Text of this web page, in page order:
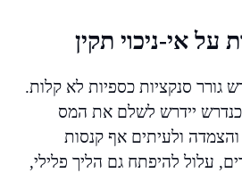
על אי-ניכוי תקין
גורר סנקציות כספיות לא קלות.
יידרש לשלם את המס
ולעיתים אף קנסות
עלול להיפתח גם הליך פלילי,